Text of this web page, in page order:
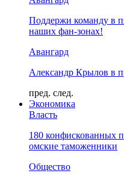
Поддержи команду в
наших фан-зонах!
Авангард
Александр Крылов в
пред. след.
Экономика
Власть
180 конфискованных
омские таможенники
Общество